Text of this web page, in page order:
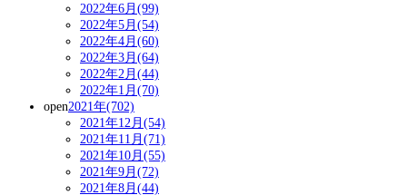
2022年6月(99)
2022年5月(54)
2022年4月(60)
2022年3月(64)
2022年2月(44)
2022年1月(70)
open2021年(702)
2021年12月(54)
2021年11月(71)
2021年10月(55)
2021年9月(72)
2021年8月(44)